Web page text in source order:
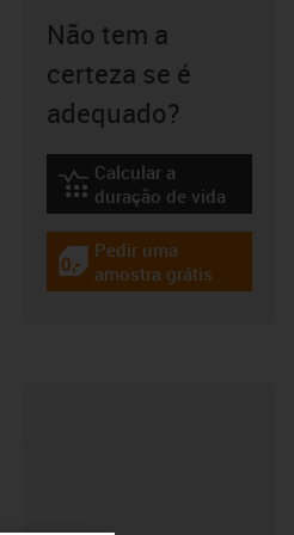
Não tem a
certeza se é
adequado?
igus-icon-lebensdauerrechner
Calcular a
duração de vida
igus-icon-gratismuster
Pedir uma
amostra grátis